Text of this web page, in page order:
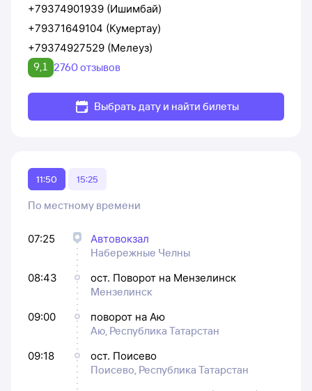
+79374901939 (Ишимбай)
+79371649104 (Кумертау)
+79374927529 (Мелеуз)
9,1 2760 отзывов
Выбрать дату и найти билеты
11:50 15:25
По местному времени
07:25
Автовокзал
Набережные Челны
08:43
ост. Поворот на Мензелинск
Мензелинск
09:00
поворот на Аю
Аю, Республика Татарстан
09:18
ост. Поисево
Поисево, Республика Татарстан